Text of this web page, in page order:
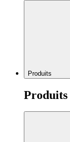
Produits
Produits